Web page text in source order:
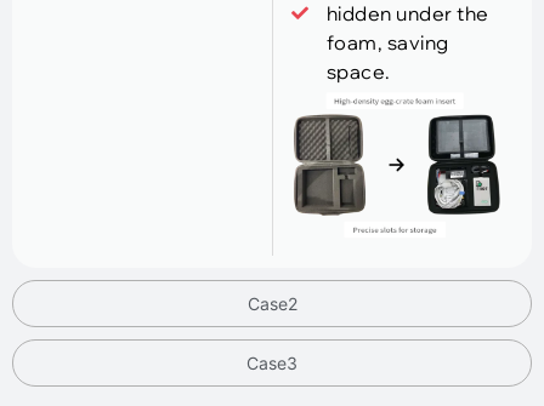
Case2
Case3
hidden under the
foam, saving
space.